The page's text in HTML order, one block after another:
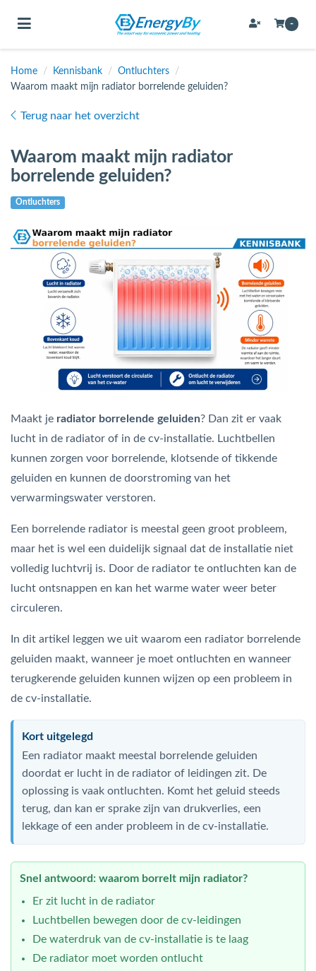
(Bevestigingsmateriaal / schroeven)
(Buffervaten, hygiene boilers & boilervaten)
(Buizen & leidingen)
(Expansievaten)
(Fittingen)
(Flexibele slangen)
(Gereedschap)
(Hemelwaterafvoer & riolering)
(Circulatiepompen, pompgroepen & verdelers)
(Installatiemateriaal)
(Verwarming, kachels & ketels)
Toggle navigation -
Home / Kennisbank / Ontluchters
/
Waarom maakt mijn radiator borrelende geluiden?
Terug naar het overzicht
Waarom maakt mijn radiator
borrelende geluiden?
Ontluchters
Maakt je radiator borrelende geluiden? Dan zit er vaak
lucht in de radiator of in de cv-installatie. Luchtbellen
kunnen zorgen voor borrelende, klotsende of tikkende
geluiden en kunnen de doorstroming van het
verwarmingswater verstoren.
Een borrelende radiator is meestal geen groot probleem,
maar het is wel een duidelijk signaal dat de installatie niet
volledig luchtvrij is. Door de radiator te ontluchten kan de
lucht ontsnappen en kan het warme water weer beter
circuleren.
In dit artikel leggen we uit waarom een radiator borrelende
geluiden maakt, wanneer je moet ontluchten en wanneer
terugkerende geluiden kunnen wijzen op een probleem in
de cv-installatie.
Kort uitgelegd
Een radiator maakt meestal borrelende geluiden
doordat er lucht in de radiator of leidingen zit. De
oplossing is vaak ontluchten. Komt het geluid steeds
terug, dan kan er sprake zijn van drukverlies, een
lekkage of een ander probleem in de cv-installatie.
Snel antwoord: waarom borrelt mijn radiator?
Er zit lucht in de radiator
Luchtbellen bewegen door de cv-leidingen
De waterdruk van de cv-installatie is te laag
De radiator moet worden ontlucht